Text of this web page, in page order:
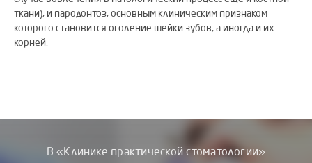
ткани), и пародонтоз, основным клиническим признаком
которого становится оголение шейки зубов, а иногда и их
корней.
В «Клинике практической стоматологии»